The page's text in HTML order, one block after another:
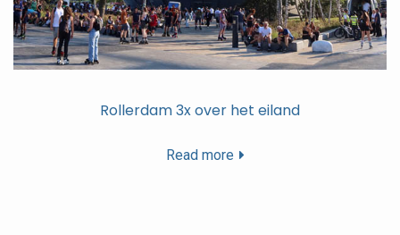
Rollerdam 3x over het eiland
Read more